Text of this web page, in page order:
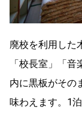
廃校を利用した
「校長室」「
内に黒板がその
味わえます。1